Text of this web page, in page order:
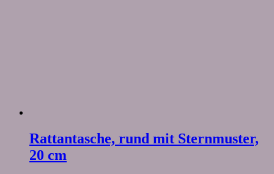
Rattantasche, rund mit Sternmuster,
20 cm